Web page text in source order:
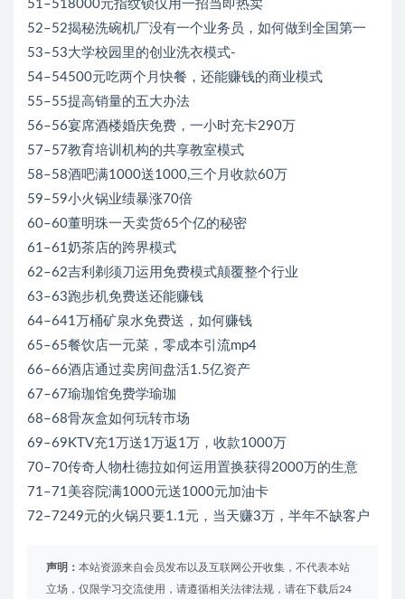
51–518000元指纹锁仅用一招当即热卖
52–52揭秘洗碗机厂没有一个业务员，如何做到全国第一
53–53大学校园里的创业洗衣模式-
54–54500元吃两个月快餐，还能赚钱的商业模式
55–55提高销量的五大办法
56–56宴席酒楼婚庆免费，一小时充卡290万
57–57教育培训机构的共享教室模式
58–58酒吧满1000送1000,三个月收款60万
59–59小火锅业绩暴涨70倍
60–60董明珠一天卖货65个亿的秘密
61–61奶茶店的跨界模式
62–62吉利剃须刀运用免费模式颠覆整个行业
63–63跑步机免费送还能赚钱
64–641万桶矿泉水免费送，如何赚钱
65–65餐饮店一元菜，零成本引流mp4
66–66酒店通过卖房间盘活1.5亿资产
67–67瑜珈馆免费学瑜珈
68–68骨灰盒如何玩转市场
69–69KTV充1万送1万返1万，收款1000万
70–70传奇人物杜德拉如何运用置换获得2000万的生意
71–71美容院满1000元送1000元加油卡
72–7249元的火锅只要1.1元，当天赚3万，半年不缺客户
声明： 本站资源来自会员发布以及互联网公开收集，不代表本站
立场，仅限学习交流使用，请遵循相关法律法规，请在下载后24